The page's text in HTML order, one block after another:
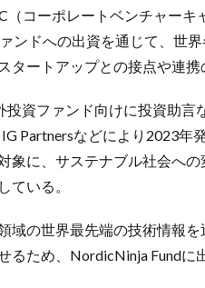
（コーポレートベンチャー
ンドへの出資を通じて、世
タートアップとの接点や連携
投資ファンド向けに投資助
Partnersなどにより2023年
象に、サステナブル社会へ
ている。
域の世界最先端の技術情報
るため、NordicNinja Fundに